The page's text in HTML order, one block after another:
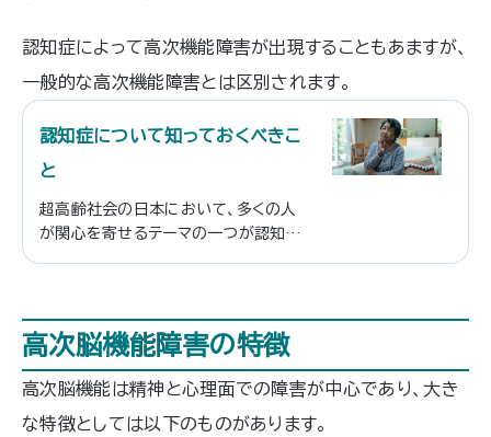
認知症によって高次機能障害が出現することもあますが、
一般的な高次機能障害とは区別されます。
認知症について知っておくべきこ
と
超高齢社会の日本において、多くの人
が関心を寄せるテーマの一つが認知症
不安に思う方もいらっしゃることでしょ
う。この記事では、認知症の基礎知識や
予防法など、認知症に関する理解を深
めるための情報をお届けします。この記
事を読み終わったとき、認知症に対す
高次脳機能障害の特徴
高次脳機能は精神と心理面での障害が中心であり、大き
な特徴としては以下のものがあります。